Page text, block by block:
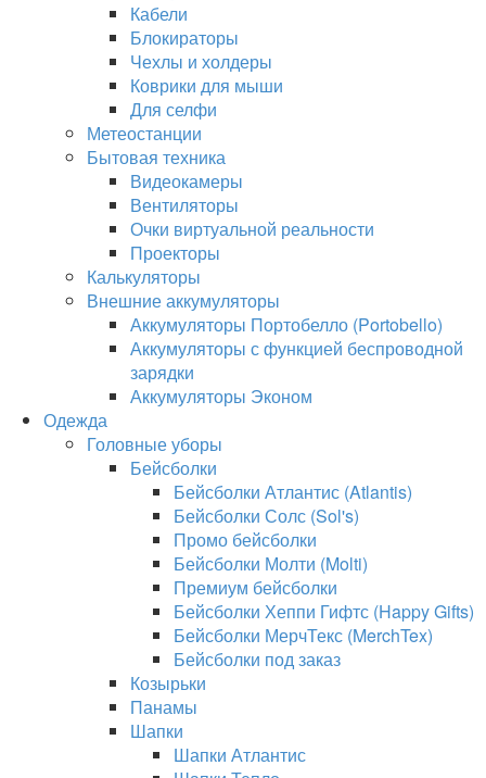
Кабели
Блокираторы
Чехлы и холдеры
Коврики для мыши
Для селфи
Метеостанции
Бытовая техника
Видеокамеры
Вентиляторы
Очки виртуальной реальности
Проекторы
Калькуляторы
Внешние аккумуляторы
Аккумуляторы Портобелло (Portobello)
Аккумуляторы с функцией беспроводной
зарядки
Аккумуляторы Эконом
Одежда
Головные уборы
Бейсболки
Бейсболки Атлантис (Atlantis)
Бейсболки Солс (Sol's)
Промо бейсболки
Бейсболки Молти (Molti)
Премиум бейсболки
Бейсболки Хеппи Гифтс (Happy Gifts)
Бейсболки МерчТекс (MerchTex)
Бейсболки под заказ
Козырьки
Панамы
Шапки
Шапки Атлантис